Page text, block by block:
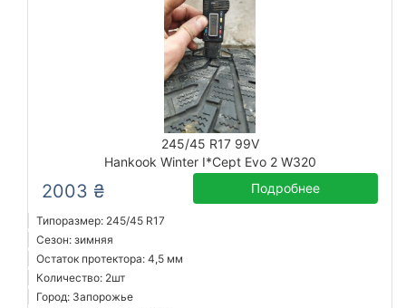
245/45 R17 99V
Hankook Winter I*Cept Evo 2 W320
2003 ₴ Подробнее
Типоразмер: 245/45 R17
Сезон: зимняя
Остаток протектора: 4,5 мм
Количество: 2шт
Город: Запорожье